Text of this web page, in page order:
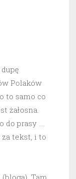
Polaków
to samo co
żałosna.
do prasy ….
tekst, i to